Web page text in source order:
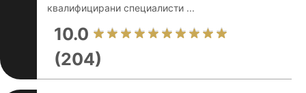
квалифицирани специалисти ...
10.0
(204)